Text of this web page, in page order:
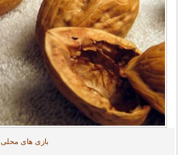
بازی های محلی